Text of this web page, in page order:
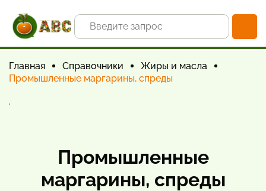
Главная Справочники
Жиры и масла
Промышленные маргарины, спреды
Промышленные
маргарины, спреды